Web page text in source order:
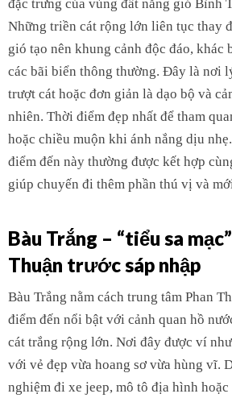
đặc trưng của vùng đất nắng gió Bình
Những triền cát rộng lớn liên tục thay
gió tạo nên khung cảnh độc đáo, khác
các bãi biển thông thường. Đây là nơi
trượt cát hoặc đơn giản là dạo bộ và
nhiên. Thời điểm đẹp nhất để tham
hoặc chiều muộn khi ánh nắng dịu
điểm đến này thường được kết hợp
giúp chuyến đi thêm phần thú vị và
Bàu Trắng – “tiểu sa
Thuận trước sáp nhập
Bàu Trắng nằm cách trung tâm Phan
điểm đến nổi bật với cảnh quan hồ
cát trắng rộng lớn. Nơi đây được ví
với vẻ đẹp vừa hoang sơ vừa hùng vĩ.
nghiệm đi xe jeep, mô tô địa hình